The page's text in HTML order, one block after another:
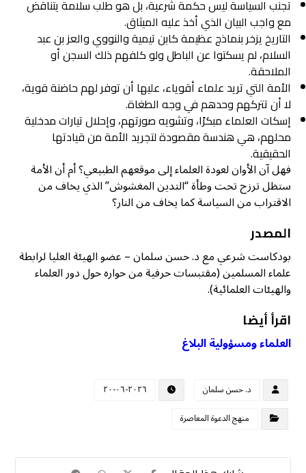
تجنب السياسة ليس حكمة شرعية، بل هو طلب سلامة يتناقض
مع واجب البيان الذي أخذ عليه الميثاق.
التاريخ يزخر بنماذج عظيمة كابن تيمية والنووي والعز بن عبد
السلام، لم يسكتوا عن الباطل ولو كلفهم ذلك السجن أو
الملاحقة.
الأمة التي تريد علماء أقوياء، عليها أن توفر لهم حاضنة قوية،
لا أن تتركهم وحدهم في وجه الطغاة.
إسكات العلماء مبكرًا، وتشويه صورتهم، وإحلال تيارات مدخلية
محلهم، هي هندسة مقصودة لتجريد الأمة من قيادتها
الحقيقية.
فهل آن الأوان لعودة العلماء إلى موقعهم الطبيعي؟ أم أن الأمة
ستظل ترزح تحت وطأة “التدين المغشوش” الذي يخاف من
الاقتراب من السياسة كما يخاف من النار؟
المصدر
بودكاست شرعي مع د. حسن سلمان – عضو الهيئة العليا لرابطة
علماء المسلمين (مقتبسات حرفية من حواره حول دور العلماء
والهيئات العلمائية).
اقرأ أيضا
العلماء ومسؤولية البلاغ
د. حسن سلمان
٢٠٢٦-٠٦-٢٠
منهج الدعوة المعاصرة